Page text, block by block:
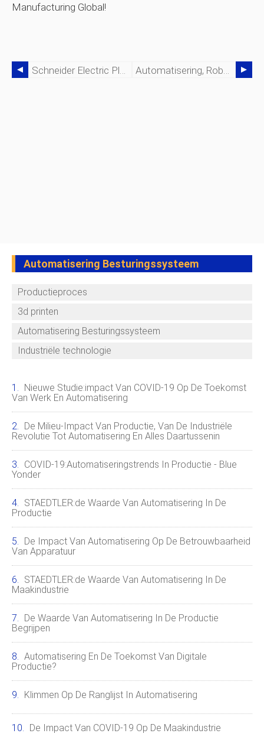
Manufacturing Global!
Schneider Electric Pleit Voor Universele Industriële Automatisering Automatisering, Robots En Efficiëntie In Productiemagazijnen
Automatisering Besturingssysteem
Productieproces
3d printen
Automatisering Besturingssysteem
Industriële technologie
Nieuwe Studie:impact Van COVID-19 Op De Toekomst
Van Werk En Automatisering
De Milieu-Impact Van Productie, Van De Industriële
Revolutie Tot Automatisering En Alles Daartussenin
COVID-19:automatiseringstrends In Productie - Blue
Yonder
STAEDTLER:de Waarde Van Automatisering In De
Productie
De Impact Van Automatisering Op De Betrouwbaarheid
Van Apparatuur
STAEDTLER:de Waarde Van Automatisering In De
Maakindustrie
De Waarde Van Automatisering In De Productie
Begrijpen
Automatisering En De Toekomst Van Digitale
Productie?
Klimmen Op De Ranglijst In Automatisering
De Impact Van COVID-19 Op De Maakindustrie